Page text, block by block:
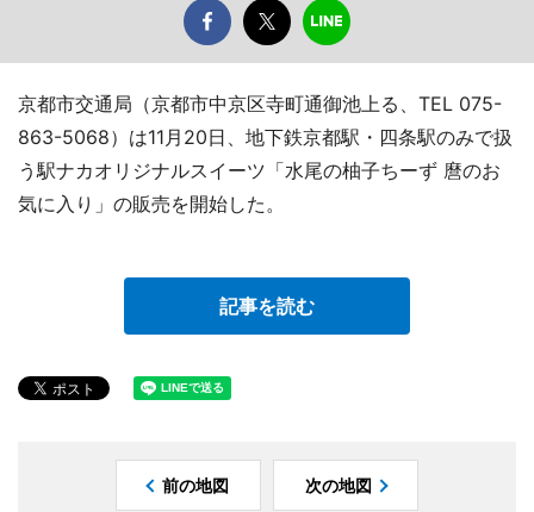
京都市交通局（京都市中京区寺町通御池上る、TEL 075-
863-5068）は11月20日、地下鉄京都駅・四条駅のみで扱
う駅ナカオリジナルスイーツ「水尾の柚子ちーず 麿のお
気に入り」の販売を開始した。
記事を読む
前の地図 次の地図